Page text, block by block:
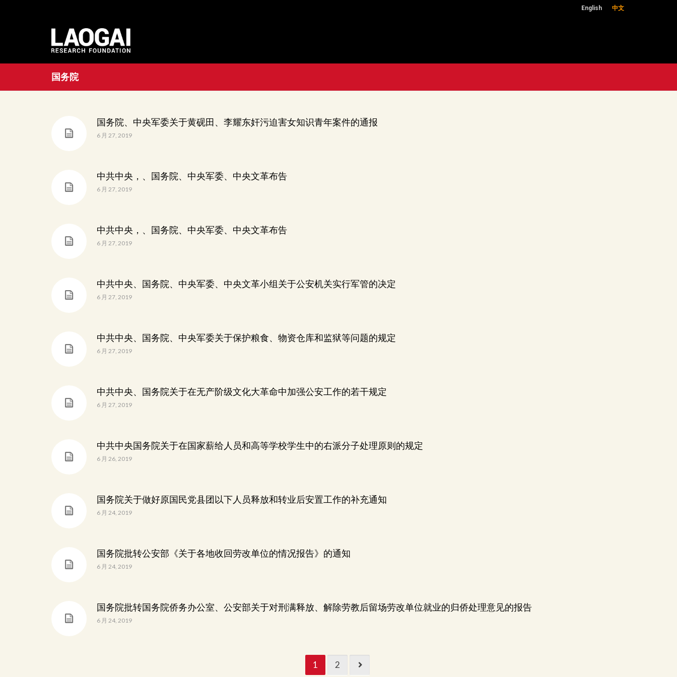
English 中文
国务院
国务院、中央军委关于黄砚田、李耀东奸污迫害女知识青年案件的通报
6 月 27, 2019
中共中央，、国务院、中央军委、中央文革布告
6 月 27, 2019
中共中央，、国务院、中央军委、中央文革布告
6 月 27, 2019
中共中央、国务院、中央军委、中央文革小组关于公安机关实行军管的决定
6 月 27, 2019
中共中央、国务院、中央军委关于保护粮食、物资仓库和监狱等问题的规定
6 月 27, 2019
中共中央、国务院关于在无产阶级文化大革命中加强公安工作的若干规定
6 月 27, 2019
中共中央国务院关于在国家薪给人员和高等学校学生中的右派分子处理原则的规定
6 月 26, 2019
国务院关于做好原国民党县团以下人员释放和转业后安置工作的补充通知
6 月 24, 2019
国务院批转公安部《关于各地收回劳改单位的情况报告》的通知
6 月 24, 2019
国务院批转国务院侨务办公室、公安部关于对刑满释放、解除劳教后留场劳改单位就业的归侨处理意见的报告
6 月 24, 2019
1 2